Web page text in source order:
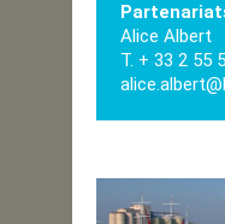
Alice Albert
T. + 33 2 55